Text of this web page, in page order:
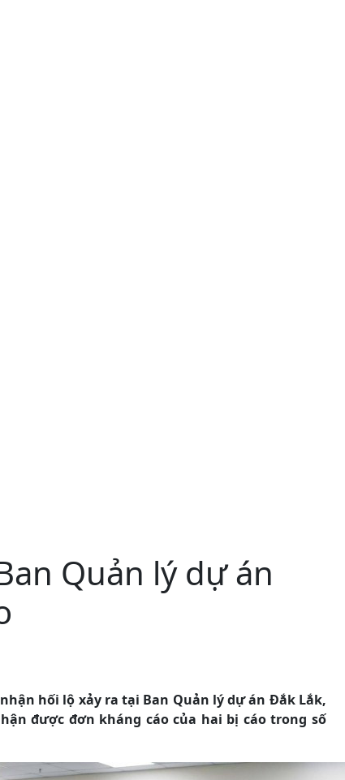
Quản lý dự án
hối lộ xảy ra tại Ban Quản lý dự án Đắk Lắk,
được đơn kháng cáo của hai bị cáo trong số